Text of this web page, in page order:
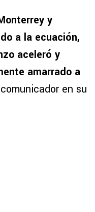
y
a la ecuación,
aceleró y
amarrado a
en su